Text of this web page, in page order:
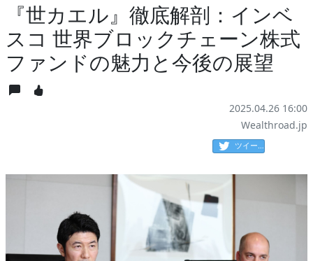
『世カエル』徹底解剖：インベ
スコ 世界ブロックチェーン株式
ファンドの魅力と今後の展望
2025.04.26 16:00
Wealthroad.jp
ツイート